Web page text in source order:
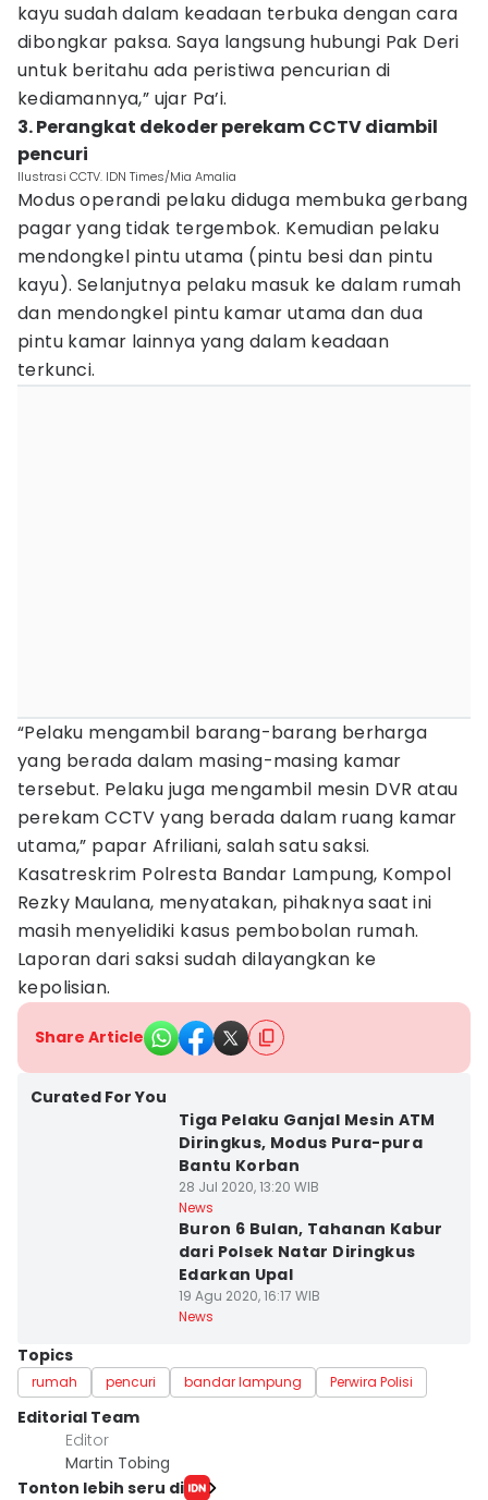
kayu sudah dalam keadaan terbuka dengan cara
dibongkar paksa. Saya langsung hubungi Pak Deri
untuk beritahu ada peristiwa pencurian di
kediamannya,” ujar Pa’i.
3. Perangkat dekoder perekam CCTV diambil
pencuri
Ilustrasi CCTV. IDN Times/Mia Amalia
Modus operandi pelaku diduga membuka gerbang
pagar yang tidak tergembok. Kemudian pelaku
mendongkel pintu utama (pintu besi dan pintu
kayu). Selanjutnya pelaku masuk ke dalam rumah
dan mendongkel pintu kamar utama dan dua
pintu kamar lainnya yang dalam keadaan
terkunci.
“Pelaku mengambil barang-barang berharga
yang berada dalam masing-masing kamar
tersebut. Pelaku juga mengambil mesin DVR atau
perekam CCTV yang berada dalam ruang kamar
utama,” papar Afriliani, salah satu saksi.
Kasatreskrim Polresta Bandar Lampung, Kompol
Rezky Maulana, menyatakan, pihaknya saat ini
masih menyelidiki kasus pembobolan rumah.
Laporan dari saksi sudah dilayangkan ke
kepolisian.
Share Article
Curated For You
Tiga Pelaku Ganjal Mesin ATM
Diringkus, Modus Pura-pura
Bantu Korban
28 Jul 2020, 13:20 WIB
News
Buron 6 Bulan, Tahanan Kabur
dari Polsek Natar Diringkus
Edarkan Upal
19 Agu 2020, 16:17 WIB
News
Topics
rumah pencuri bandar lampung Perwira Polisi
Editorial Team
Editor
Martin Tobing
Tonton lebih seru di